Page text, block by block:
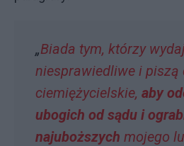
„Biada tym, którzy
niesprawiedliwe i piszą
ciemiężycielskie, aby
ubogich od sądu i
najuboższych mojego